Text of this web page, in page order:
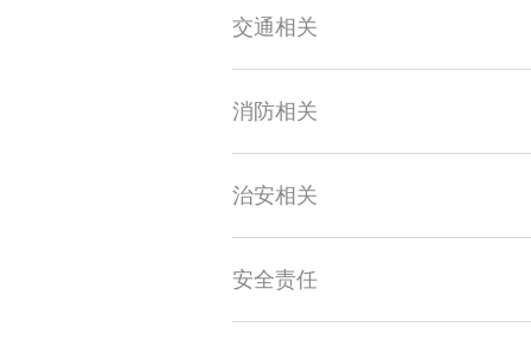
交通相关
消防相关
治安相关
安全责任